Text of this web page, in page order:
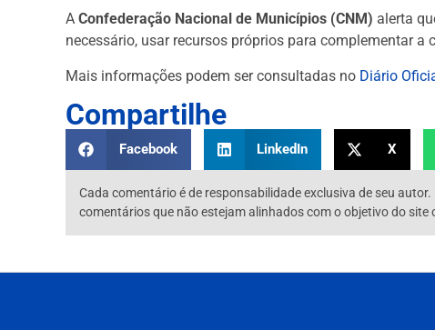
A Confederação Nacional de Municípios (CNM) alerta
necessário, usar recursos próprios para complementar
Mais informações podem ser consultadas no Diário
Compartilhe
Facebook LinkedIn X
Cada comentário é de responsabilidade exclusiva de seu
comentários que não estejam alinhados com o objetivo do